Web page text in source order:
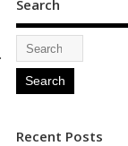
Search
Recent Posts